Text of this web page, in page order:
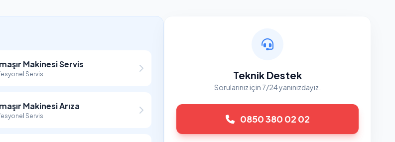
Makinesi Servis
Servis
Makinesi Arıza
Servis
Teknik Destek
Sorularınız için 7/24 yanınızdayız.
0850 380 02 02